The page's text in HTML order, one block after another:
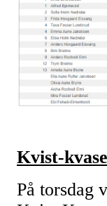
Kvist-
På torsdag